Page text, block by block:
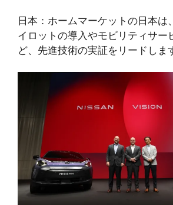
日本：ホームマーケットの日本は
イロットの導入やモビリティサー
ど、先進技術の実証をリードしま